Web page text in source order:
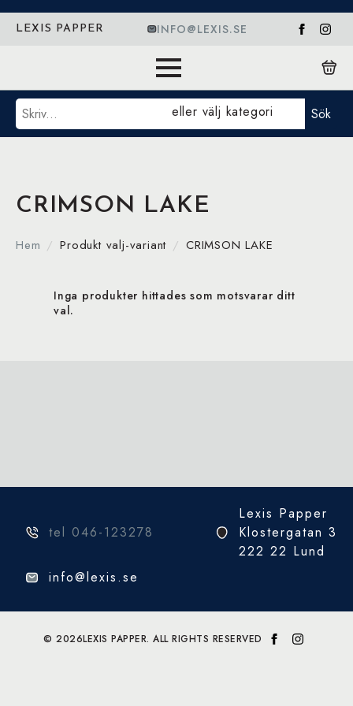
LEXIS PAPPER INFO@LEXIS.SE
Sök eller välj kategori Sök
CRIMSON LAKE
Hem Produkt valj-variant CRIMSON LAKE
Inga produkter hittades som motsvarar ditt
val.
tel 046-123278
Lexis Papper
Klostergatan 3
222 22 Lund
info@lexis.se
© 2026LEXIS PAPPER. ALL RIGHTS RESERVED